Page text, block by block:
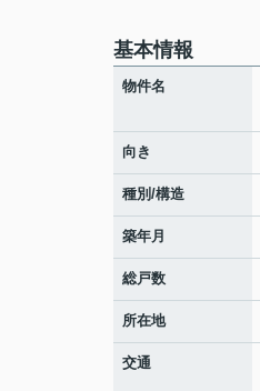
基本情報
物件名
向き
種別/構造
築年月
総戸数
所在地
交通